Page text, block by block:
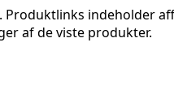
indeholder
af de viste produkter.